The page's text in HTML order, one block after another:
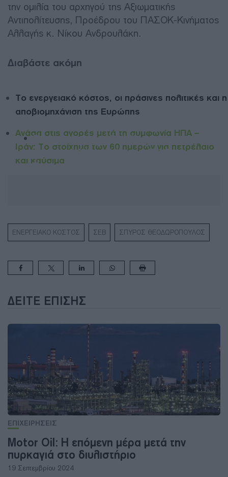
την ομιλία του αρχηγού της Αξιωματικής
Αντιπολίτευσης, Προέδρου του ΠΑΣΟΚ-Κινήματος
Αλλαγής κ. Νίκου Ανδρουλάκη.
Διαβάστε ακόμη
Το ενεργειακό κόστος, οι πράσινες πολιτικές και η
αποβιομηχάνιση της Ευρώπης
Ανάσα στις αγορές μετά τη συμφωνία ΗΠΑ –
Ιράν: Το στοίχημα των 60 ημερών για πετρέλαιο
και καύσιμα
Μανουσάκης: Τριπλή ψήφος εμπιστοσύνης
για τον ΑΔΜΗΕ η ΑΜΚ της ΑΔΜΗΕ
Συμμετοχών
ΕΝΕΡΓΕΙΑΚΟ ΚΟΣΤΟΣ ΣΕΒ ΣΠΥΡΟΣ ΘΕΟΔΩΡΟΠΟΥΛΟΣ
ΔΕΊΤΕ ΕΠΊΣΗΣ
ΕΠΙΧΕΙΡΗΣΕΙΣ
Motor Oil: Η επόμενη μέρα μετά την
πυρκαγιά στο διυλιστήριο
19 Σεπτεμβρίου 2024